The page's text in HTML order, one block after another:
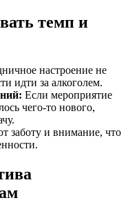
темп и
настроение не
идти за алкоголем.
Если мероприятие
чего-то нового,
заботу и внимание, что